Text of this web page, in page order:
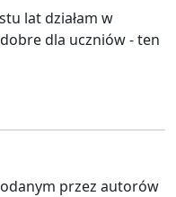
lat działam w
dla uczniów - ten
przez autorów